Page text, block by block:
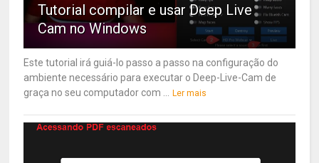
Tutorial compilar e usar Deep Live
Cam no Windows
Este tutorial irá guiá-lo passo a passo na configuração do
ambiente necessário para executar o Deep-Live-Cam de
graça no seu computador com ...
Ler mais